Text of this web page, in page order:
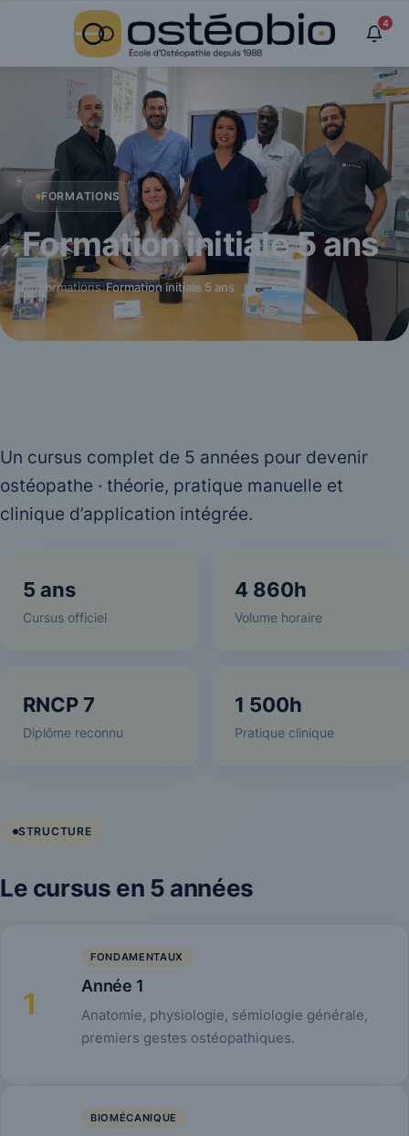
4
FORMATIONS
Formation initiale 5 ans
›Formations›Formation initiale 5 ans
Un cursus complet de 5 années pour devenir
ostéopathe · théorie, pratique manuelle et
clinique d’application intégrée.
5 ans
Cursus officiel
4 860h
Volume horaire
RNCP 7
Diplôme reconnu
1 500h
Pratique clinique
STRUCTURE
Le cursus en 5 années
1
FONDAMENTAUX
Année 1
Anatomie, physiologie, sémiologie générale,
premiers gestes ostéopathiques.
BIOMÉCANIQUE
Panneau de gestion des cookies